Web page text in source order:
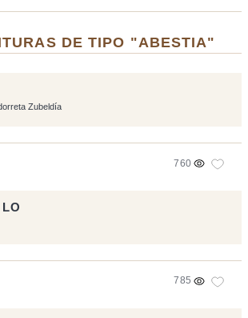
DE TIPO "ABESTIA"
Zubeldía
760
LO
785